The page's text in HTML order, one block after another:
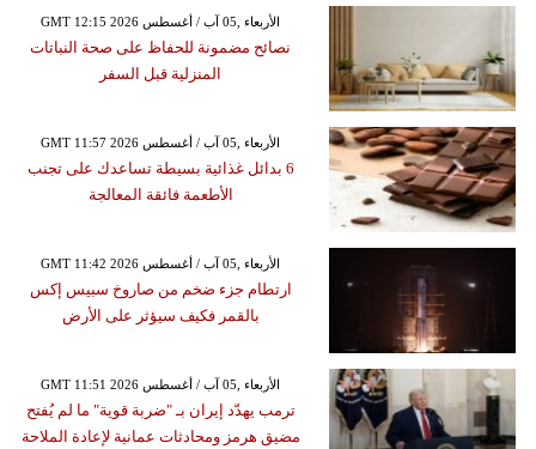
GMT 12:15 2026 الأربعاء ,05 آب / أغسطس
نصائح مضمونة للحفاظ على صحة النباتات
المنزلية قبل السفر
GMT 11:57 2026 الأربعاء ,05 آب / أغسطس
6 بدائل غذائية بسيطة تساعدك على تجنب
الأطعمة فائقة المعالجة
GMT 11:42 2026 الأربعاء ,05 آب / أغسطس
ارتطام جزء ضخم من صاروخ سبيس إكس
بالقمر فكيف سيؤثر على الأرض
GMT 11:51 2026 الأربعاء ,05 آب / أغسطس
ترمب يهدّد إيران بـ "ضربة قوية" ما لم يُفتح
مضيق هرمز ومحادثات عمانية لإعادة الملاحة